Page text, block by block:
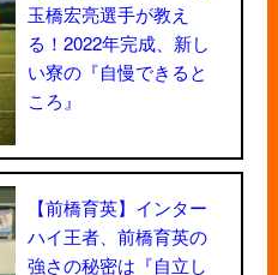
玉橋宏亮選手が教え
る！2022年完成、新し
い寮の『自慢できると
ころ』
【前橋育英】インター
ハイ王者、前橋育英の
強さの秘密は『自立し